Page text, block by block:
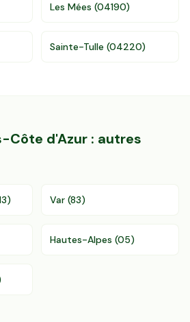
Les Mées (04190)
Sainte-Tulle (04220)
Côte d'Azur : autres
) Var (83)
Hautes-Alpes (05)